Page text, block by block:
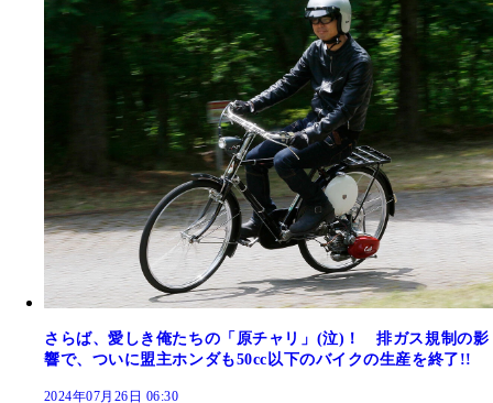
さらば、愛しき俺たちの「原チャリ」(泣)！ 排ガス規制の影
響で、ついに盟主ホンダも50cc以下のバイクの生産を終了!!
2024年07月26日 06:30